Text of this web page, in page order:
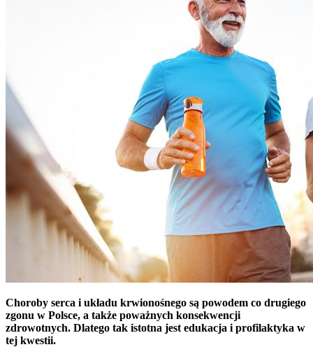
Choroby serca i układu krwionośnego są powodem co drugiego
zgonu w Polsce, a także poważnych konsekwencji
zdrowotnych. Dlatego tak istotna jest edukacja i profilaktyka w
tej kwestii.